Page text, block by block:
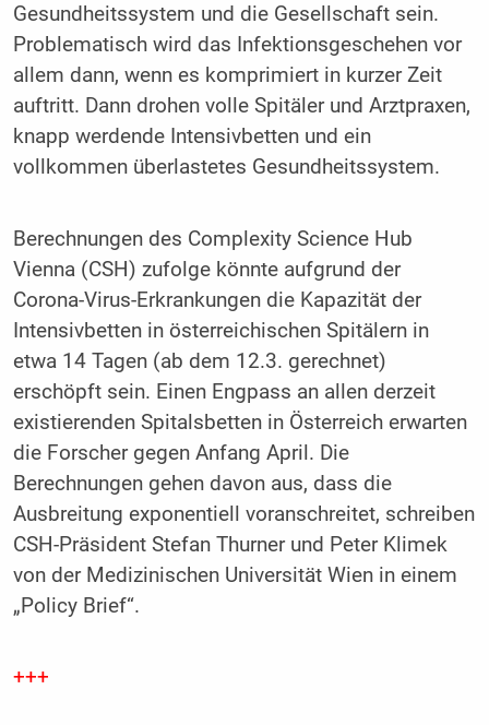
Gesundheitssystem und die Gesellschaft sein.
Problematisch wird das Infektionsgeschehen vor
allem dann, wenn es komprimiert in kurzer Zeit
auftritt. Dann drohen volle Spitäler und Arztpraxen,
knapp werdende Intensivbetten und ein
vollkommen überlastetes Gesundheitssystem.
Berechnungen des Complexity Science Hub
Vienna (CSH) zufolge könnte aufgrund der
Corona-Virus-Erkrankungen die Kapazität der
Intensivbetten in österreichischen Spitälern in
etwa 14 Tagen (ab dem 12.3. gerechnet)
erschöpft sein. Einen Engpass an allen derzeit
existierenden Spitalsbetten in Österreich erwarten
die Forscher gegen Anfang April. Die
Berechnungen gehen davon aus, dass die
Ausbreitung exponentiell voranschreitet, schreiben
CSH-Präsident Stefan Thurner und Peter Klimek
von der Medizinischen Universität Wien in einem
„Policy Brief“.
+++